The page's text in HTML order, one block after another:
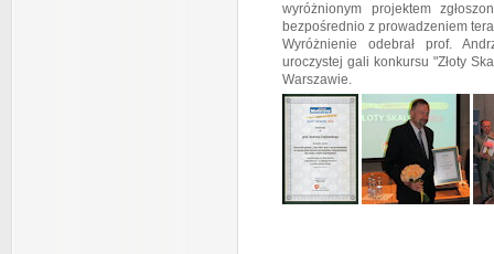
wyróżnionym projektem
bezpośrednio z prowadzeniem
Wyróżnienie odebrał prof.
uroczystej gali konkursu "Złoty
Warszawie.